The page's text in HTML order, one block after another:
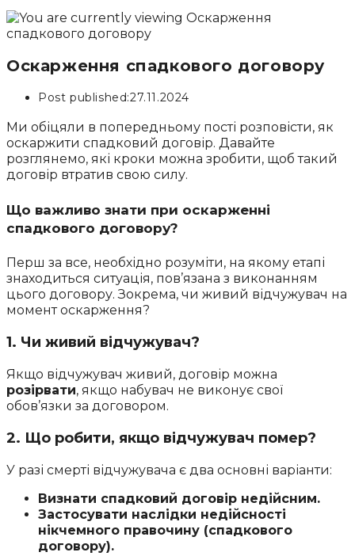
Оскарження спадкового договору
Post published:27.11.2024
Ми обіцяли в попередньому пості розповісти, як
оскаржити спадковий договір. Давайте
розглянемо, які кроки можна зробити, щоб такий
договір втратив свою силу.
Що важливо знати при оскарженні
спадкового договору?
Перш за все, необхідно розуміти, на якому етапі
знаходиться ситуація, пов’язана з виконанням
цього договору. Зокрема, чи живий відчужувач на
момент оскарження?
1. Чи живий відчужувач?
Якщо відчужувач живий, договір можна
розірвати, якщо набувач не виконує свої
обов’язки за договором.
2. Що робити, якщо відчужувач помер?
У разі смерті відчужувача є два основні варіанти:
Визнати спадковий договір недійсним.
Застосувати наслідки недійсності
нікчемного правочину (спадкового
договору).